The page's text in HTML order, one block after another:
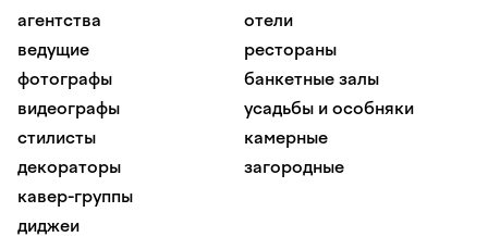
агентства
ведущие
фотографы
видеографы
стилисты
декораторы
кавер-группы
диджеи
отели
рестораны
банкетные залы
усадьбы и особняки
камерные
загородные